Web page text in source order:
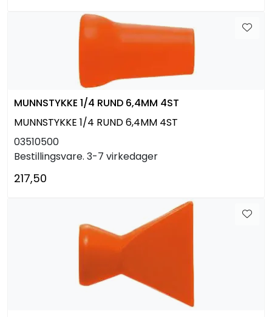
MUNNSTYKKE 1/4 RUND 6,4MM 4ST
MUNNSTYKKE 1/4 RUND 6,4MM 4ST
03510500
Bestillingsvare. 3-7 virkedager
217,50